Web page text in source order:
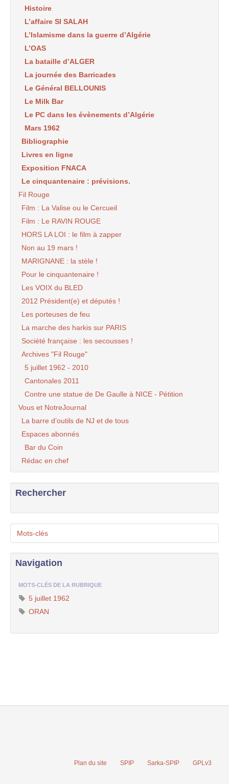
Histoire
L’affaire SI SALAH
L’Islamisme dans la guerre d’Algérie
L’OAS
La bataille d’ALGER
La journée des Barricades
Le Général BELLOUNIS
Le Milk Bar
Le PC dans les évènements d’Algérie
Mars 1962
Bibliographie
Livres en ligne
Exposition FNACA
Le cinquantenaire : prévisions.
Fil Rouge
Film : La Valise ou le Cercueil
Film : Le RAVIN ROUGE
HORS LA LOI : le film à zapper
Non au 19 mars !
MARIGNANE : la stèle !
Pour le cinquantenaire !
Les VOIX du BLED
2012 Président(e) et députés !
Les porteuses de feu
La marche des harkis sur PARIS
Société française : les secousses !
Archives "Fil Rouge"
5 juillet 1962 - 2010
Cantonales 2011
Contre une statue de De Gaulle à NICE - Pétition
Vous et NotreJournal
La barre d’outils de NJ et de tous
Espaces abonnés
Bar du Coin
Rédac en chef
Rechercher
Mots-clés
Navigation
MOTS-CLÉS DE LA RUBRIQUE
5 juillet 1962
ORAN
Plan du site SPIP Sarka-SPIP GPLv3